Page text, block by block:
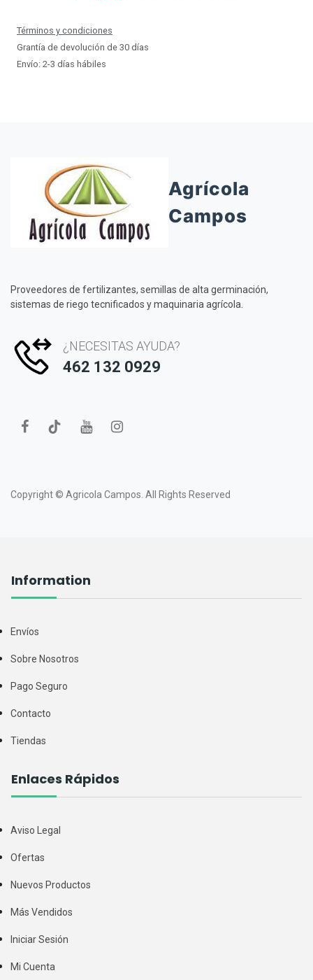
Términos y condiciones
Grantía de devolución de 30 días
Envío: 2-3 días hábiles
Agrícola
Campos
Proveedores de fertilizantes, semillas de alta germinación,
sistemas de riego tecnificados y maquinaria agrícola.
¿NECESITAS AYUDA?
462 132 0929
Copyright © Agricola Campos. All Rights Reserved
Information
Envíos
Sobre Nosotros
Pago Seguro
Contacto
Tiendas
Enlaces Rápidos
Aviso Legal
Ofertas
Nuevos Productos
Más Vendidos
Iniciar Sesión
Mi Cuenta